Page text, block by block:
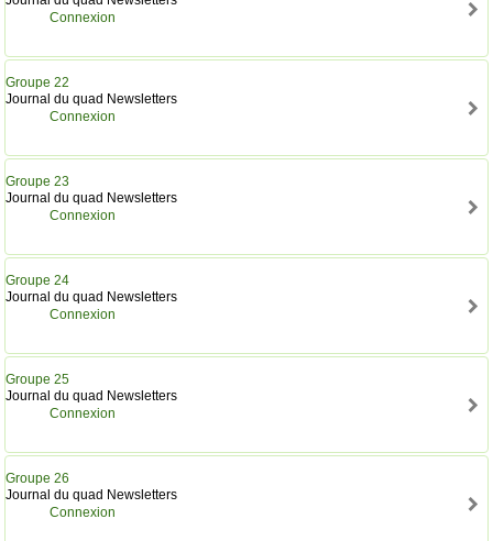
Connexion
Groupe 22
Journal du quad Newsletters
Connexion
Groupe 23
Journal du quad Newsletters
Connexion
Groupe 24
Journal du quad Newsletters
Connexion
Groupe 25
Journal du quad Newsletters
Connexion
Groupe 26
Journal du quad Newsletters
Connexion